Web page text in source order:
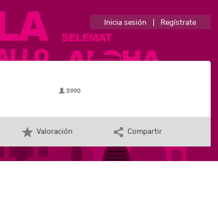
Inicia sesión Regístrate
3990
Valoración Compartir